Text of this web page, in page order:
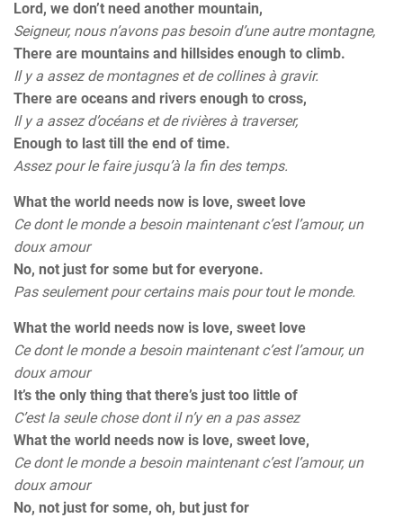
Lord, we don’t need another mountain,
Seigneur, nous n’avons pas besoin d’une autre montagne,
There are mountains and hillsides enough to climb.
Il y a assez de montagnes et de collines à gravir.
There are oceans and rivers enough to cross,
Il y a assez d’océans et de rivières à traverser,
Enough to last till the end of time.
Assez pour le faire jusqu’à la fin des temps.
What the world needs now is love, sweet love
Ce dont le monde a besoin maintenant c’est l’amour, un
doux amour
No, not just for some but for everyone.
Pas seulement pour certains mais pour tout le monde.
What the world needs now is love, sweet love
Ce dont le monde a besoin maintenant c’est l’amour, un
doux amour
It’s the only thing that there’s just too little of
C’est la seule chose dont il n’y en a pas assez
What the world needs now is love, sweet love,
Ce dont le monde a besoin maintenant c’est l’amour, un
doux amour
No, not just for some, oh, but just for